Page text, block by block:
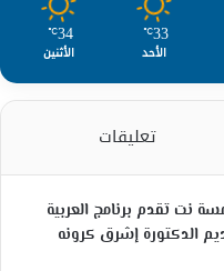
33
℃
الأحد
34
℃
الأثنين
تعليقات
نت تقدم برنامج العربية
الدكتورة إشرق كرونه